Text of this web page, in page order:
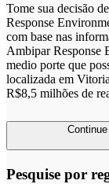
Tome sua decisão
Response
com base nas
Ambipar Response
medio porte que
localizada em
R$8,5 milhões de
Pesquise por